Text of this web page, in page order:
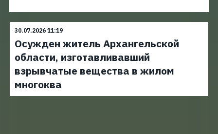
30.07.2026 11:19
Осужден житель Архангельской
области, изготавливавший
взрывчатые вещества в жилом
многоква